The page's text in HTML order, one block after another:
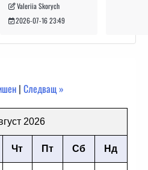
Valeriia Skorych
2026-07-16 23:49
|Следващ »
2026
Чт Пт Сб Нд